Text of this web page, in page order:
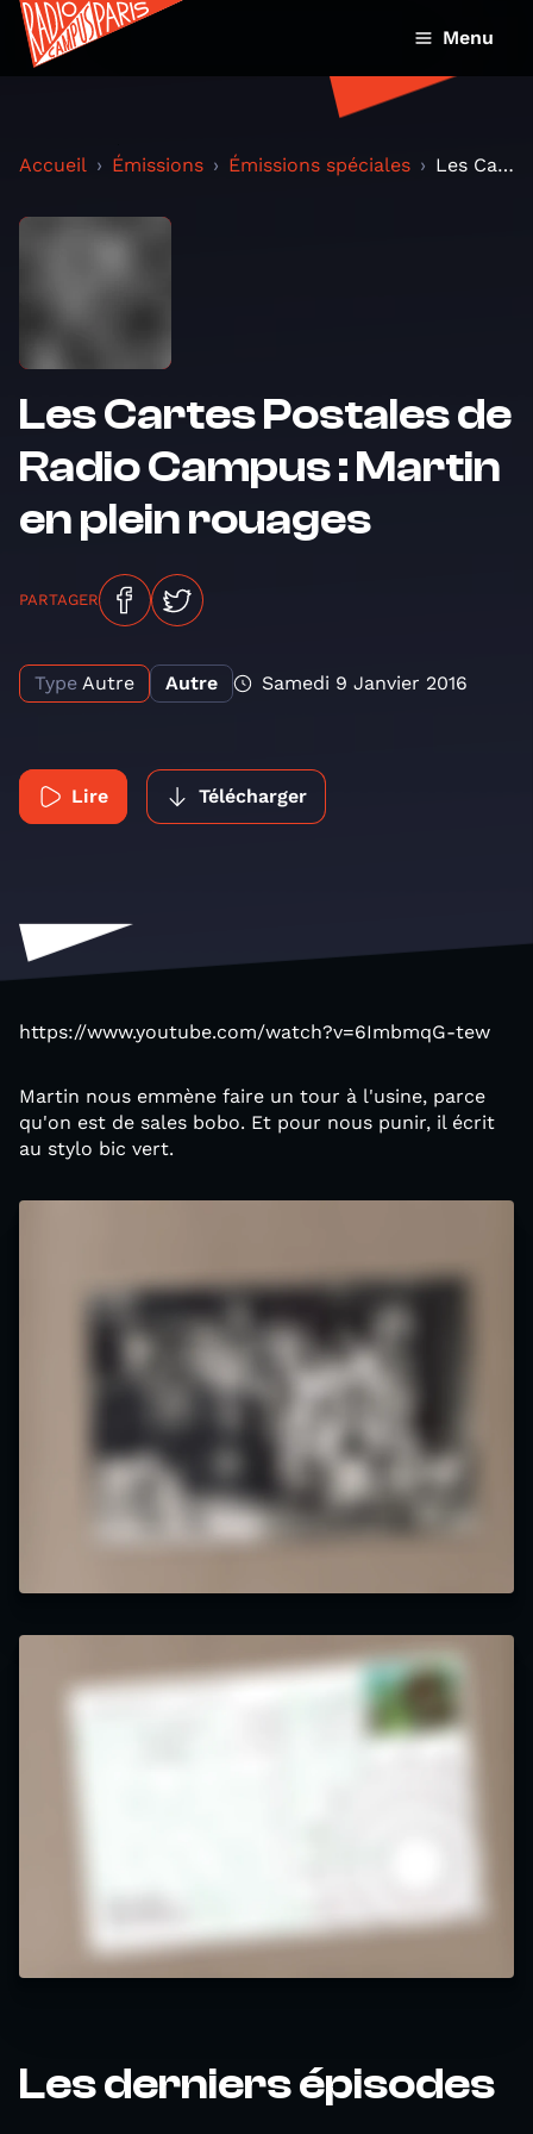
Menu
Accueil Émissions Émissions spéciales Les Cartes Postales de Radio Campus : Martin en pl...
Les Cartes Postales de
Radio Campus : Martin
en plein rouages
PARTAGER
Type Autre Autre Samedi 9 Janvier 2016
Lire Télécharger
https://www.youtube.com/watch?v=6ImbmqG-tew
Martin nous emmène faire un tour à l'usine, parce
qu'on est de sales bobo. Et pour nous punir, il écrit
au stylo bic vert.
Les derniers épisodes